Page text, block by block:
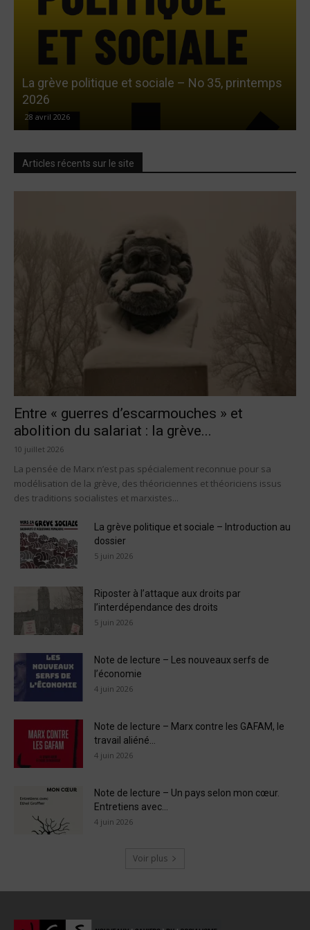
La grève politique et sociale – No 35, printemps
2026
28 avril 2026
Articles récents sur le site
Entre « guerres d’escarmouches » et
abolition du salariat : la grève...
10 juillet 2026
La pensée de Marx n’est pas spécialement reconnue pour sa
modélisation de la grève, des théoriciennes et théoriciens issus
des traditions socialistes et marxistes...
La grève politique et sociale – Introduction au
dossier
5 juin 2026
Riposter à l’attaque aux droits par
l’interdépendance des droits
5 juin 2026
Note de lecture – Les nouveaux serfs de
l’économie
4 juin 2026
Note de lecture – Marx contre les GAFAM, le
travail aliéné...
4 juin 2026
Note de lecture – Un pays selon mon cœur.
Entretiens avec...
4 juin 2026
Voir plus